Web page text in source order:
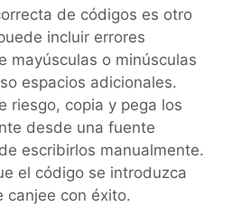
de códigos es otro
incluir errores
mayúsculas o minúsculas
espacios adicionales.
riesgo, copia y pega los
desde una fuente
escribirlos manualmente.
el código se introduzca
canjee con éxito.